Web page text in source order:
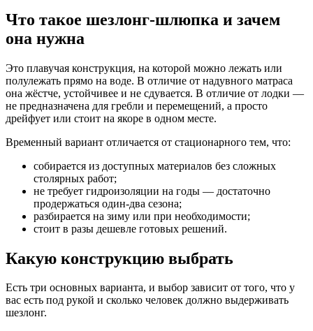
Что такое шезлонг‑шлюпка и зачем
она нужна
Это плавучая конструкция, на которой можно лежать или
полулежать прямо на воде. В отличие от надувного матраса
она жёстче, устойчивее и не сдувается. В отличие от лодки —
не предназначена для гребли и перемещений, а просто
дрейфует или стоит на якоре в одном месте.
Временный вариант отличается от стационарного тем, что:
собирается из доступных материалов без сложных
столярных работ;
не требует гидроизоляции на годы — достаточно
продержаться один-два сезона;
разбирается на зиму или при необходимости;
стоит в разы дешевле готовых решений.
Какую конструкцию выбрать
Есть три основных варианта, и выбор зависит от того, что у
вас есть под рукой и сколько человек должно выдерживать
шезлонг.